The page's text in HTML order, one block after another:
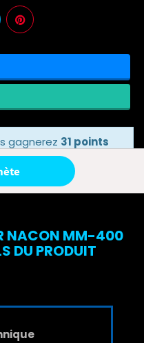
gagnerez 31 points
de fidélité.
bonus
NACON MM-400
DU PRODUIT